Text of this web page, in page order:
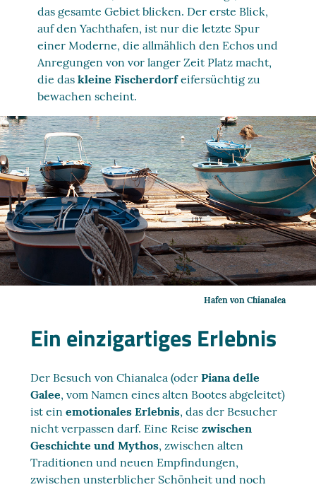
das gesamte Gebiet blicken. Der erste Blick,
auf den Yachthafen, ist nur die letzte Spur
einer Moderne, die allmählich den Echos und
Anregungen von vor langer Zeit Platz macht,
die daskleine Fischerdorfeifersüchtig zu
bewachen scheint.
Hafen von Chianalea
Ein einzigartiges Erlebnis
Der Besuch von Chianalea (oderPiana delle
Galee, vom Namen eines alten Bootes abgeleitet)
ist einemotionales Erlebnis, das der Besucher
nicht verpassen darf. Eine Reisezwischen
Geschichte und Mythos, zwischen alten
Traditionen und neuen Empfindungen,
zwischen unsterblicher Schönheit und noch